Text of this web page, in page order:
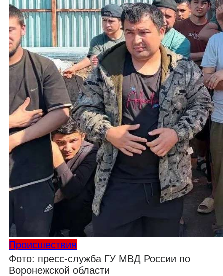
Происшествия
Фото: пресс-служба ГУ МВД России по
Воронежской области